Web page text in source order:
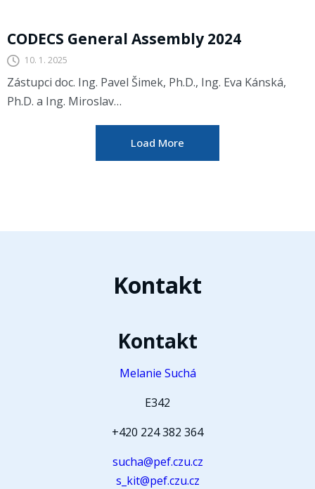
CODECS General Assembly 2024
10. 1. 2025
Zástupci doc. Ing. Pavel Šimek, Ph.D., Ing. Eva Kánská,
Ph.D. a Ing. Miroslav…
Load More
Kontakt
Kontakt
Melanie Suchá
E342
+420 224 382 364
sucha@pef.czu.cz
s_kit@pef.czu.cz